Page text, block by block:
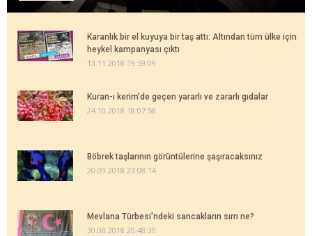
Karanlık bir el kuyuya bir taş attı: Altından tüm ülke için
heykel kampanyası çıktı
13.11.2018 19:59:09
Kuran-ı kerim'de geçen yararlı ve zararlı gıdalar
24.10.2018 18:07:58
Böbrek taşlarının görüntülerine şaşıracaksınız
20.09.2018 23:08:14
Mevlana Türbesi'ndeki sancakların sırrı ne?
30.08.2018 20:48:30